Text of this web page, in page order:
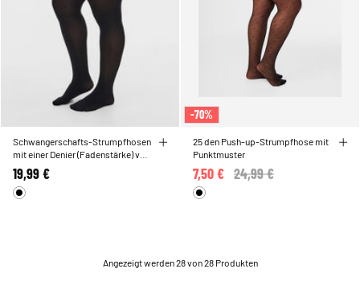
Schwangerschafts-Strumpfhosen
mit einer Denier (Fadenstärke) von
100
19,99 €
-70%
25 den Push-up-Strumpfhose mit
Punktmuster
Price reduced from
24,99 €
7,50 €
Angezeigt werden 28 von 28 Produkten